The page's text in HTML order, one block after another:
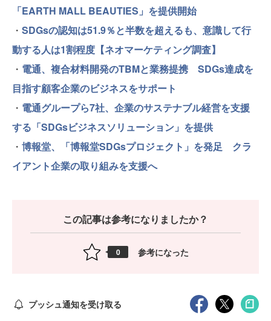
「EARTH MALL BEAUTIES」を提供開始
・ SDGsの認知は51.9％と半数を超えるも、意識して行
動する人は1割程度【ネオマーケティング調査】
・ 電通、複合材料開発のTBMと業務提携 SDGs達成を
目指す顧客企業のビジネスをサポート
・ 電通グループら7社、企業のサステナブル経営を支援
する「SDGsビジネスソリューション」を提供
・ 博報堂、「博報堂SDGsプロジェクト」を発足 クラ
イアント企業の取り組みを支援へ
この記事は参考になりましたか？
0 参考になった
プッシュ通知を受け取る